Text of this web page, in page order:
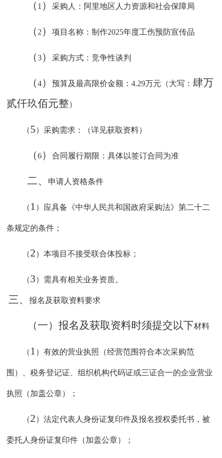
（ 1 ）采购人： 阿里地区人力资源和社会保障局
（ 2 ）项目名称：制作2025年度工伤预防宣传品
（3）采购方式：竞争性谈判
（4）预算及最高限价金额：4.29万元（大写：肆万
贰仟玖佰元整）
（5）采购需求：（详见获取资料）
（6）合同履行期限：具体以签订合同为准
二、 申请人资格条件
（ 1 ）应具备《中华人民共和国政府采购法》第二十二
条规定的条件；
（2）本项目不接受联合体投标；
（3）需具有相关业务资质。
三、报名及获取资料要求
（一）报名及获取资料时须提交以下材料
（ 1 ）有效的营业执照（经营范围符合本次采购范
围）、税务登记证、组织机构代码证或三证合一的企业营业
执照（加盖公章）；
（2）法定代表人身份证复印件及报名授权委托书，被
委托人身份证复印件（加盖公章）；